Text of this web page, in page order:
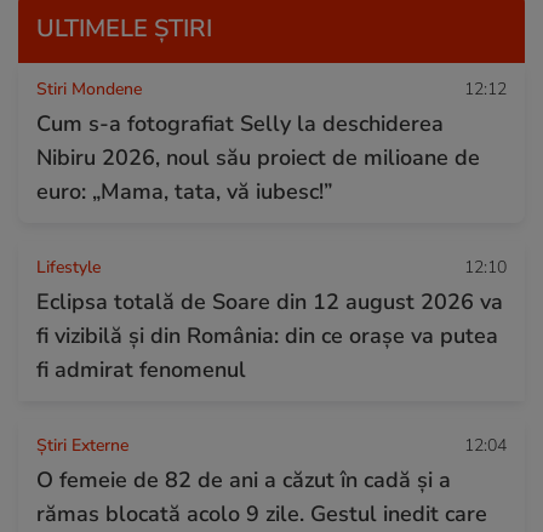
ULTIMELE ȘTIRI
Stiri Mondene 12:12
Cum s-a fotografiat Selly la deschiderea
Nibiru 2026, noul său proiect de milioane de
euro: „Mama, tata, vă iubesc!”
Lifestyle 12:10
Eclipsa totală de Soare din 12 august 2026 va
fi vizibilă și din România: din ce orașe va putea
fi admirat fenomenul
Știri Externe 12:04
O femeie de 82 de ani a căzut în cadă și a
rămas blocată acolo 9 zile. Gestul inedit care